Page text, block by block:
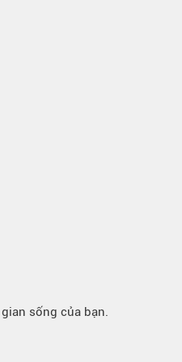
sống của bạn.